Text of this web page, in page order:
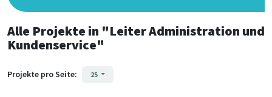
Alle Projekte in "Leiter Administration und
Kundenservice"
Projekte pro Seite: 25